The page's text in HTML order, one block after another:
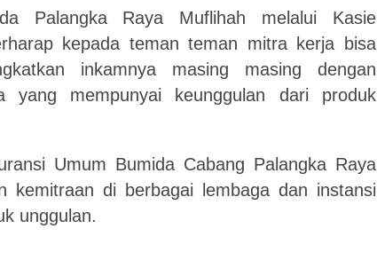
Palangka Raya Muflihah melalui Kasie
kepada teman teman mitra kerja bisa
inkamnya masing masing dengan
yang mempunyai keunggulan dari produk
Umum Bumida Cabang Palangka Raya
kemitraan di berbagai lembaga dan instansi
unggulan.